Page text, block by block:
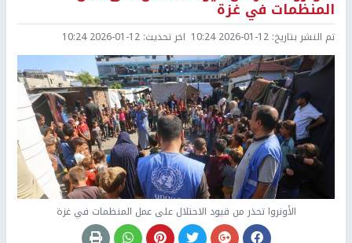
المنظمات في غزة
تم النشر بتاريخ: 2026-01-12 10:24 اخر تحديث: 2026-01-12 10:24
الأونروا تحذر من قيود الاحتلال على عمل المنظمات في غزة